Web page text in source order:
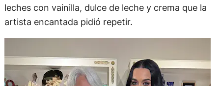
leches con vainilla, dulce de leche y crema que la
artista encantada pidió repetir.